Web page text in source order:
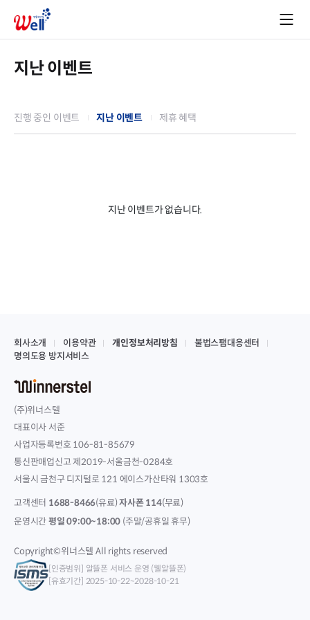
지난 이벤트
진행 중인 이벤트 지난 이벤트 제휴 혜택
지난 이벤트가 없습니다.
회사소개 이용약관 개인정보처리방침
불법스팸대응센터
명의도용 방지서비스
(주)위너스텔
대표이사 서준
사업자등록번호 106-81-85679
통신판매업신고 제2019-서울금천-0284호
서울시 금천구 디지털로 121 에이스가산타워 1303호
고객센터 1688-8466(유료)자사폰 114(무료)
운영시간평일 09:00~18:00 (주말/공휴일 휴무)
Copyright©위너스텔 All rights reserved
[인증범위] 알뜰폰 서비스 운영 (웰알뜰폰)
[유효기간] 2025-10-22~2028-10-21